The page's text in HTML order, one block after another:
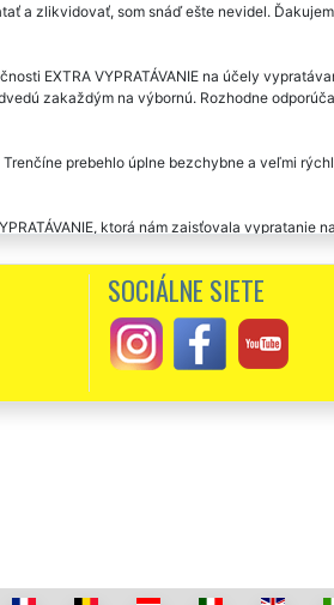
a zlikvidovať, som snáď ešte nevidel.
EXTRA VYPRATÁVANIE na účely
zakaždým na výbornú. Rozhodne
prebehlo úplne bezchybne a veľmi
ktorá nám zaisťovala vypratanie
túto spoločnosť. Perfektná organizácia,
SOCIÁLNE SIETE